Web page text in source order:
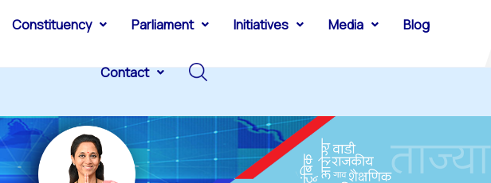
Constituency Parliament Initiatives Media Blog
Contact